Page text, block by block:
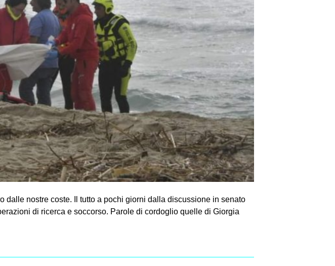
dalle nostre coste. Il tutto a pochi giorni dalla discussione in senato
di ricerca e soccorso. Parole di cordoglio quelle di Giorgia